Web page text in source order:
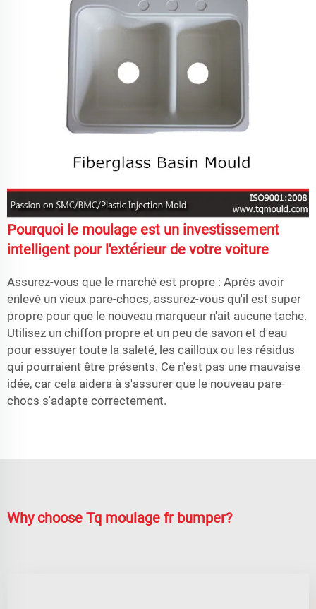
Pourquoi le moulage est un investissement
intelligent pour l'extérieur de votre voiture
Assurez-vous que le marché est propre : Après avoir
enlevé un vieux pare-chocs, assurez-vous qu'il est super
propre pour que le nouveau marqueur n'ait aucune tache.
Utilisez un chiffon propre et un peu de savon et d'eau
pour essuyer toute la saleté, les cailloux ou les résidus
qui pourraient être présents. Ce n'est pas une mauvaise
idée, car cela aidera à s'assurer que le nouveau pare-
chocs s'adapte correctement.
Why choose Tq moulage fr bumper?